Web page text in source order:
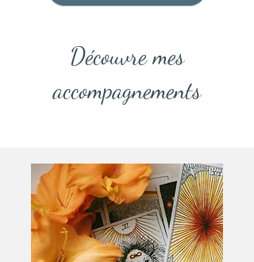
Découvre mes
accompagnements